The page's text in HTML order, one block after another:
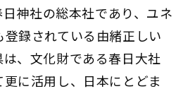
神社の総本社であり、ユネ
登録されている由緒正しい
は、文化財である春日大社
に活用し、日本にとどま